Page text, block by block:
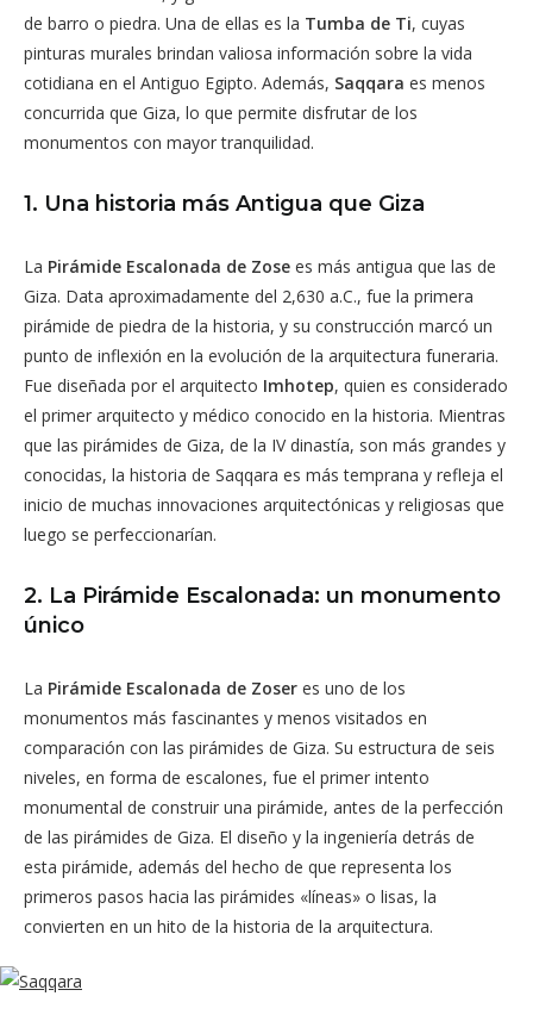
de barro o piedra. Una de ellas es la Tumba de Ti, cuyas
pinturas murales brindan valiosa información sobre la vida
cotidiana en el Antiguo Egipto. Además, Saqqara es menos
concurrida que Giza, lo que permite disfrutar de los
monumentos con mayor tranquilidad.
1. Una historia más Antigua que Giza
La Pirámide Escalonada de Zose es más antigua que las de
Giza. Data aproximadamente del 2,630 a.C., fue la primera
pirámide de piedra de la historia, y su construcción marcó un
punto de inflexión en la evolución de la arquitectura funeraria.
Fue diseñada por el arquitecto Imhotep, quien es considerado
el primer arquitecto y médico conocido en la historia. Mientras
que las pirámides de Giza, de la IV dinastía, son más grandes y
conocidas, la historia de Saqqara es más temprana y refleja el
inicio de muchas innovaciones arquitectónicas y religiosas que
luego se perfeccionarían.
2. La Pirámide Escalonada: un monumento
único
La Pirámide Escalonada de Zoser es uno de los
monumentos más fascinantes y menos visitados en
comparación con las pirámides de Giza. Su estructura de seis
niveles, en forma de escalones, fue el primer intento
monumental de construir una pirámide, antes de la perfección
de las pirámides de Giza. El diseño y la ingeniería detrás de
esta pirámide, además del hecho de que representa los
primeros pasos hacia las pirámides «líneas» o lisas, la
convierten en un hito de la historia de la arquitectura.